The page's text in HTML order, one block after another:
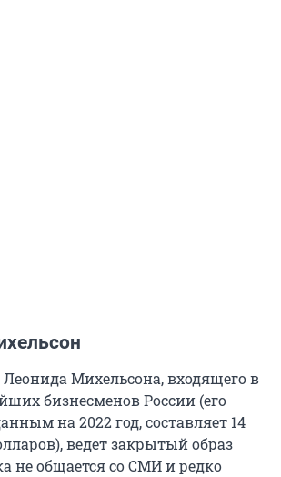
Леонида Михельсона, входящего в
бизнесменов России (его
на 2022 год, составляет 14
ведет закрытый образ
не общается со СМИ и редко